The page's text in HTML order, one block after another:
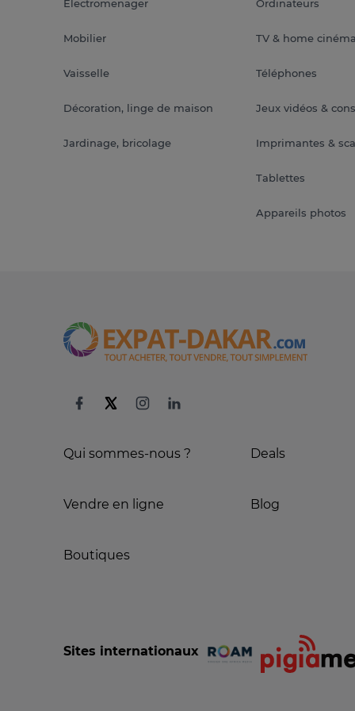
Electromenager
Mobilier
Vaisselle
Décoration, linge de maison
Jardinage, bricolage
Ordinateurs
TV & home
Téléphones
Jeux vidéos &
Imprimantes &
Tablettes
Appareils photos
Qui sommes-nous ?
Vendre en ligne
Boutiques
Deals
Blog
Sites internationaux